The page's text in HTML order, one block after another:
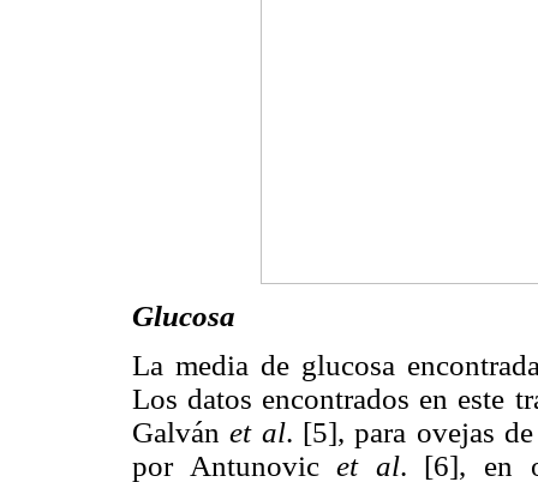
Glucosa
La media de glucosa
Los datos encontrados en este
Galvánet al. [5], para ovejas
por Antunovicet al. [6], en